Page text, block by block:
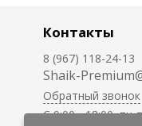
Контакты
8 (967) 118-24-13
Shaik-
Обратный звонок
C 9:00 - 18:00, пн-